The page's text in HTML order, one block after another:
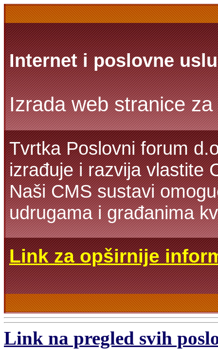
Internet i poslovne
Izrada web stranice
Tvrtka Poslovni forum
izrađuje i razvija vlastite
Naši CMS sustavi
udrugama i građanima
Link za opširnije
Link na pregled svih